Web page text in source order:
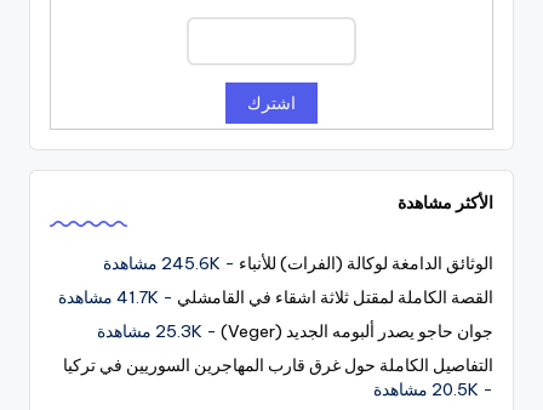
الأكثر مشاهدة
الوثائق الدامغة لوكالة (الفرات) للأنباء - 245.6K مشاهدة
القصة الكاملة لمقتل ثلاثة اشقاء في القامشلي - 41.7K مشاهدة
جوان حاجو يصدر ألبومه الجديد (Veger)
- 25.3K مشاهدة
التفاصيل الكاملة حول غرق قارب المهاجرين السوريين في تركيا
- 20.5K مشاهدة